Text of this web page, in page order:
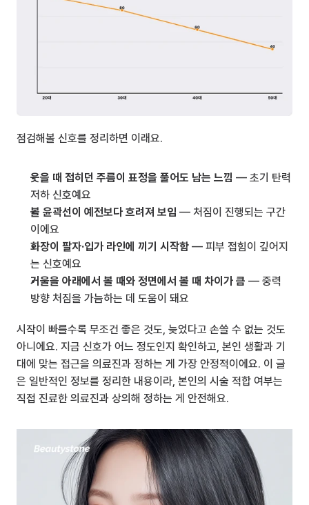
점검해볼 신호를 정리하면 이래요.
웃을 때 접히던 주름이 표정을 풀어도 남는 느낌 — 초기 탄력
저하 신호예요
볼 윤곽선이 예전보다 흐려져 보임 — 처짐이 진행되는 구간
이에요
화장이 팔자·입가 라인에 끼기 시작함 — 피부 접힘이 깊어지
는 신호예요
거울을 아래에서 볼 때와 정면에서 볼 때 차이가 큼 — 중력
방향 처짐을 가늠하는 데 도움이 돼요
시작이 빠를수록 무조건 좋은 것도, 늦었다고 손쓸 수 없는 것도
아니에요. 지금 신호가 어느 정도인지 확인하고, 본인 생활과 기
대에 맞는 접근을 의료진과 정하는 게 가장 안정적이에요. 이 글
은 일반적인 정보를 정리한 내용이라, 본인의 시술 적합 여부는
직접 진료한 의료진과 상의해 정하는 게 안전해요.